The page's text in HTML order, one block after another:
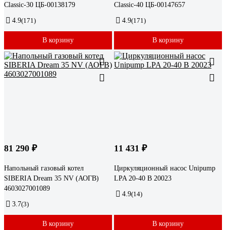
Classic-30 ЦБ-00138179
4.9(171)
В корзину
Classic-40 ЦБ-00147657
4.9(171)
В корзину
81 290 ₽
Напольный газовый котел
SIBERIA Dream 35 NV (АОГВ)
4603027001089
3.7(3)
В корзину
11 431 ₽
Циркуляционный насос Unipump
LPA 20-40 В 20023
4.9(14)
В корзину